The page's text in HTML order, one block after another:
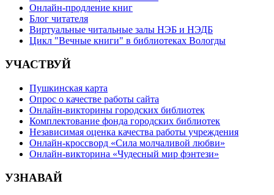
Онлайн-продление книг
Блог читателя
Виртуальные читальные залы НЭБ и НЭДБ
Цикл "Вечные книги" в библиотеках Вологды
УЧАСТВУЙ
Пушкинская карта
Опрос о качестве работы сайта
Онлайн-викторины городских библиотек
Комплектование фонда городских библиотек
Независимая оценка качества работы учреждения
Онлайн-кроссворд «Сила молчаливой любви»
Онлайн-викторина «Чудесный мир фэнтези»
УЗНАВАЙ